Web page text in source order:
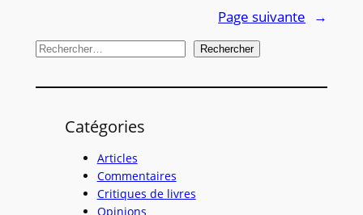
Page suivante
→
R
c
Rechercher
Catégories
Articles
Commentaires
Critiques de livres
Opinions